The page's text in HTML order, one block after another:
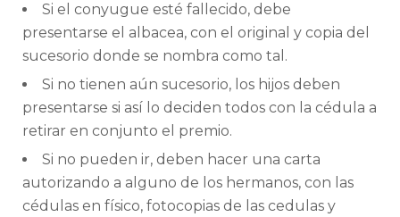
Si el conyugue esté fallecido, debe
presentarse el albacea, con el original y copia del
sucesorio donde se nombra como tal.
Si no tienen aún sucesorio, los hijos deben
presentarse si así lo deciden todos con la cédula a
retirar en conjunto el premio.
Si no pueden ir, deben hacer una carta
autorizando a alguno de los hermanos, con las
cédulas en físico, fotocopias de las cedulas y